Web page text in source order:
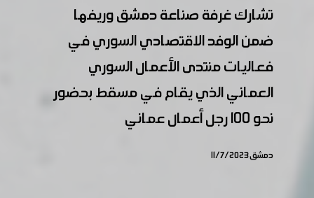
تشارك غرفة صناعة دمشق وريفها
ضمن الوفد الاقتصادي السوري في
فعاليات منتدى الأعمال السوري
العماني الذي يقام في مسقط بحضور
نحو 100 رجل أعمال عماني
دمشق 11/7/2023